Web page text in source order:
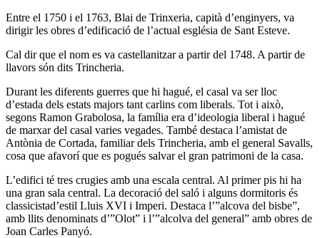
Entre el 1750 i el 1763, Blai de Trinxeria, capità d’enginyers, va
dirigir les obres d’edificació de l’actual església de Sant Esteve.
Cal dir que el nom es va castellanitzar a partir del 1748. A partir de
llavors són dits Trincheria.
Durant les diferents guerres que hi hagué, el casal va ser lloc
d’estada dels estats majors tant carlins com liberals. Tot i això,
segons Ramon Grabolosa, la família era d’ideologia liberal i hagué
de marxar del casal varies vegades. També destaca l’amistat de
Antònia de Cortada, familiar dels Trincheria, amb el general Savalls,
cosa que afavorí que es pogués salvar el gran patrimoni de la casa.
L’edifici té tres crugies amb una escala central. Al primer pis hi ha
una gran sala central. La decoració del saló i alguns dormitoris és
classicistad’estil Lluis XVI i Imperi. Destaca l’”alcova del bisbe”,
amb llits denominats d’”Olot” i l’”alcolva del general” amb obres de
Joan Carles Panyó.